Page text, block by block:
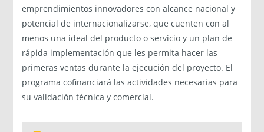
emprendimientos innovadores con alcance nacional y
potencial de internacionalizarse, que cuenten con al
menos una ideal del producto o servicio y un plan de
rápida implementación que les permita hacer las
primeras ventas durante la ejecución del proyecto. El
programa cofinanciará las actividades necesarias para
su validación técnica y comercial.